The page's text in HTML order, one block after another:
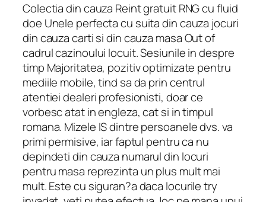
Colectia din cauza Reint gratuit RNG cu fluid
doe Unele perfecta cu suita din cauza jocuri
din cauza carti si din cauza masa Out of
cadrul cazinoului locuit. Sesiunile in despre
timp Majoritatea, pozitiv optimizate pentru
mediile mobile, tind sa da prin centrul
atentiei dealeri profesionisti, doar ce
vorbesc atat in engleza, cat si in timpul
romana. Mizele IS dintre persoanele dvs. va
primi permisive, iar faptul pentru ca nu
depindeti din cauza numarul din locuri
pentru masa reprezinta un plus mult mai
mult. Este cu siguran?a daca locurile try